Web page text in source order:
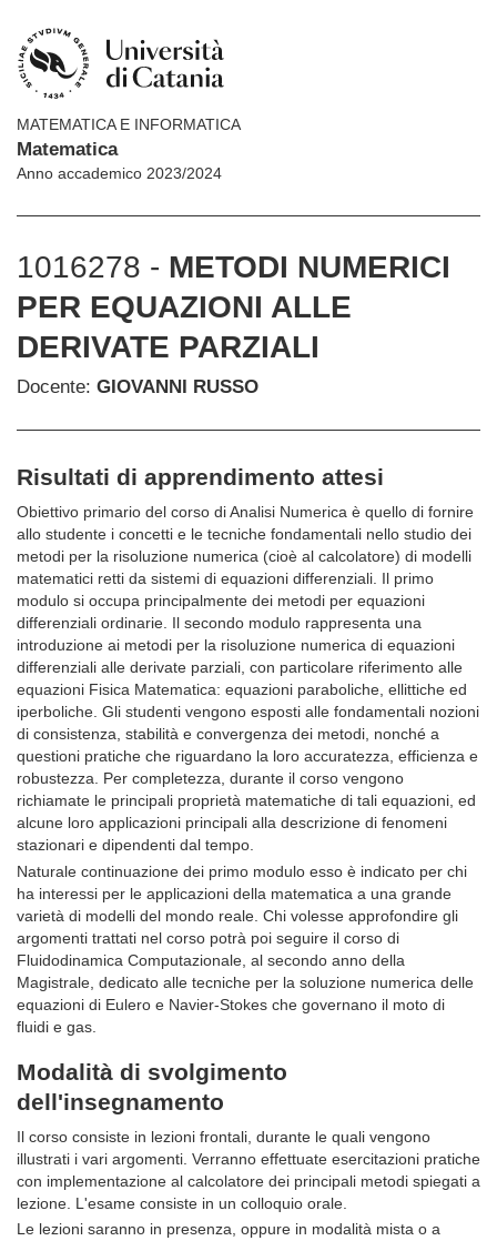
MATEMATICA E INFORMATICA
Matematica
Anno accademico 2023/2024
1016278 - METODI NUMERICI
PER EQUAZIONI ALLE
DERIVATE PARZIALI
Docente: GIOVANNI RUSSO
Risultati di apprendimento attesi
Obiettivo primario del corso di Analisi Numerica è quello di fornire
allo studente i concetti e le tecniche fondamentali nello studio dei
metodi per la risoluzione numerica (cioè al calcolatore) di modelli
matematici retti da sistemi di equazioni differenziali. Il primo
modulo si occupa principalmente dei metodi per equazioni
differenziali ordinarie. Il secondo modulo rappresenta una
introduzione ai metodi per la risoluzione numerica di equazioni
differenziali alle derivate parziali, con particolare riferimento alle
equazioni Fisica Matematica: equazioni paraboliche, ellittiche ed
iperboliche. Gli studenti vengono esposti alle fondamentali nozioni
di consistenza, stabilità e convergenza dei metodi, nonché a
questioni pratiche che riguardano la loro accuratezza, efficienza e
robustezza. Per completezza, durante il corso vengono
richiamate le principali proprietà matematiche di tali equazioni, ed
alcune loro applicazioni principali alla descrizione di fenomeni
stazionari e dipendenti dal tempo.
Naturale continuazione dei primo modulo esso è indicato per chi
ha interessi per le applicazioni della matematica a una grande
varietà di modelli del mondo reale. Chi volesse approfondire gli
argomenti trattati nel corso potrà poi seguire il corso di
Fluidodinamica Computazionale, al secondo anno della
Magistrale, dedicato alle tecniche per la soluzione numerica delle
equazioni di Eulero e Navier-Stokes che governano il moto di
fluidi e gas.
Modalità di svolgimento
dell'insegnamento
Il corso consiste in lezioni frontali, durante le quali vengono
illustrati i vari argomenti. Verranno effettuate esercitazioni pratiche
con implementazione al calcolatore dei principali metodi spiegati a
lezione. L'esame consiste in un colloquio orale.
Le lezioni saranno in presenza, oppure in modalità mista o a